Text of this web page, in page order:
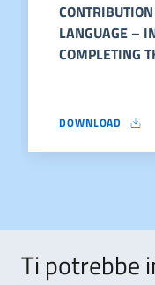
LANGUAGE –
COMPLETING
DOWNLOAD
CONTRIBUTION
Ti potrebbe